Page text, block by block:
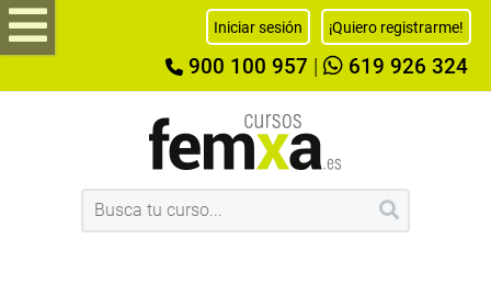
Iniciar sesión ¡Quiero registrarme!
900 100 957 619 926 324